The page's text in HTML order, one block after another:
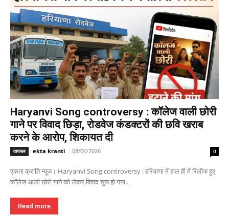
Haryanvi Song controversy : कॉलेज वाली छोरी
गाने पर विवाद छिड़ा, रोडवेज कंडक्टरों की छवि खराब
करने के आरोप, शिकायत दी
वायरल ekta kranti - 08/06/2026 0
एकता क्रांति न्यूज। Haryanvi Song controversy : हरियाणा में हाल ही में रिलीज हुए
कॉलेज आली छोरी गाने को लेकर विवाद शुरू हो गया...
Read more